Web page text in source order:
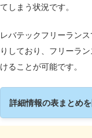
てしまう状況です。
レバテックフリーラン
りしており、フリーラ
けることが可能です。
詳細情報の表まとめ